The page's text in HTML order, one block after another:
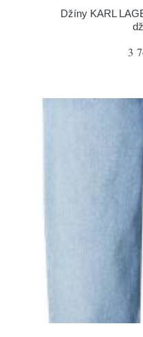
Džíny KARL
3